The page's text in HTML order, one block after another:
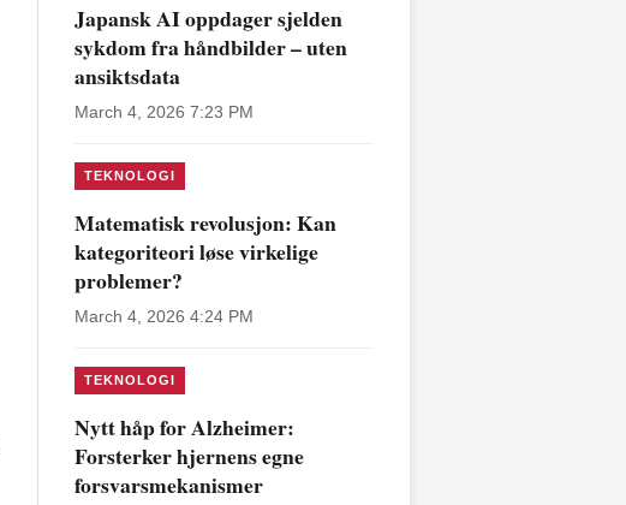
Japansk AI oppdager sjelden
sykdom fra håndbilder – uten
ansiktsdata
March 4, 2026 7:23 PM
TEKNOLOGI
Matematisk revolusjon: Kan
kategoriteori løse virkelige
problemer?
March 4, 2026 4:24 PM
TEKNOLOGI
Nytt håp for Alzheimer:
Forsterker hjernens egne
forsvarsmekanismer